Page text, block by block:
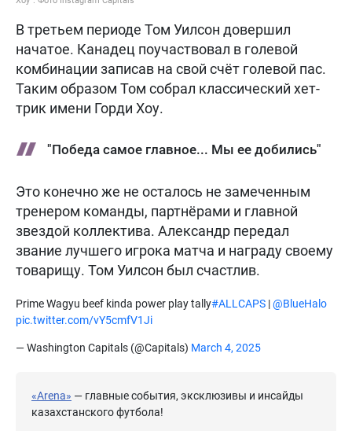
В третьем периоде Том Уилсон довершил
начатое. Канадец поучаствовал в голевой
комбинации записав на свой счёт голевой пас.
Таким образом Том собрал классический хет-
трик имени Горди Хоу.
"Победа самое главное... Мы ее добились"
Это конечно же не осталось не замеченным
тренером команды, партнёрами и главной
звездой коллектива. Александр передал
звание лучшего игрока матча и награду своему
товарищу. Том Уилсон был счастлив.
Prime Wagyu beef kinda power play tally#ALLCAPS |@BlueHalo
pic.twitter.com/vY5cmfV1Ji
— Washington Capitals (@Capitals) March 4, 2025
«Arena» — главные события, эксклюзивы и инсайды
казахстанского футбола!